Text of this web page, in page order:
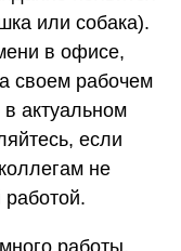
или собака).
в офисе,
своем рабочем
актуальном
если
не
работой.
работы,